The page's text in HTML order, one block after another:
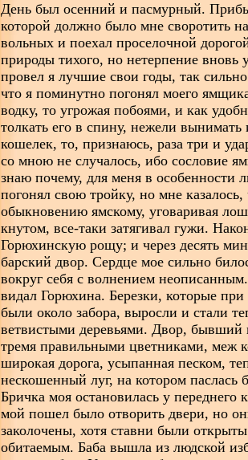
День был осенний и пасмурный.
которой должно было мне своротить
вольных и поехал проселочной
природы тихого, но нетерпение вновь
провел я лучшие свои годы, так
что я поминутно погонял моего
водку, то угрожая побоями, и как
толкать его в спину, нежели вынимать
кошелек, то, признаюсь, раза три и
со мною не случалось, ибо сословие
знаю почему, для меня в особенности
погонял свою тройку, но мне
обыкновению ямскому, уговаривая
кнутом, все-таки затягивал гужи.
Горюхинскую рощу; и через десять
барский двор. Сердце мое сильно
вокруг себя с волнением
видал Горюхина. Березки, которые
были около забора, выросли и стали
ветвистыми деревьями. Двор, бывший
тремя правильными цветниками, меж
широкая дорога, усыпанная песком,
нескошенный луг, на котором паслась
Бричка моя остановилась у переднего
мой пошел было отворить двери, но
заколочены, хотя ставни были
обитаемым. Баба вышла из людской